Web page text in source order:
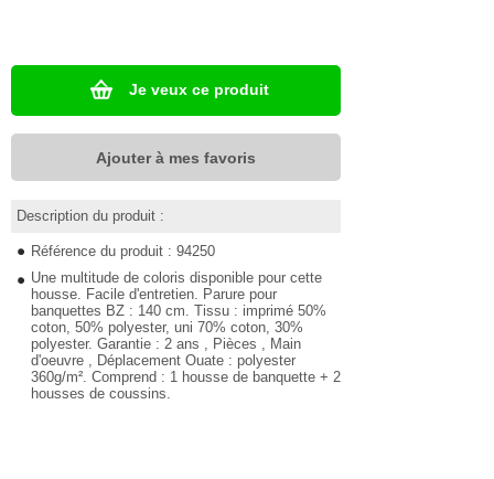
Je veux ce produit
Ajouter à mes favoris
Description du produit :
Référence du produit : 94250
Une multitude de coloris disponible pour cette
housse. Facile d'entretien. Parure pour
banquettes BZ : 140 cm. Tissu : imprimé 50%
coton, 50% polyester, uni 70% coton, 30%
polyester. Garantie : 2 ans , Pièces , Main
d'oeuvre , Déplacement Ouate : polyester
360g/m². Comprend : 1 housse de banquette + 2
housses de coussins.